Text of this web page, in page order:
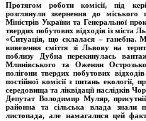
Протягом роботи комісії, під
розглянули звернення до
Міністрів України та Генеральної
твердих побутових відходів із міста
«Ситуація, що склалася – ганебна.
вивезення сміття зі Львову на
поблизу Дубна перекинулась
Млинівського та Оженин
полігони твердих побутових
постійної комісії з питань
середовища та ліквідації наслідків
Депутат Володимир Муляр,
районна та сільська влада знали
листопада, але намагалися цей